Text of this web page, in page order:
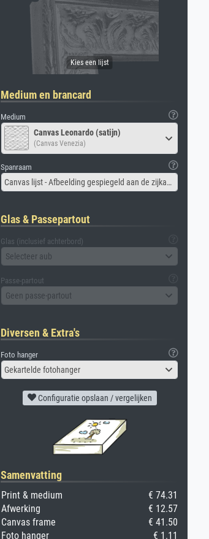
Medium en brancard
Medium
Canvas Leonardo (satijn)
(Canvas Venezia)
Spanraam
Canvas lijst - Afbeelding gespiegeld aan de zijkant
Glas & Passepartout
Glas (inclusief achterbord)
Selecteer aub
Passe-partout
Geen passe-partout
Diversen & Extra's
Foto hanger
Gekartelde fotohanger
Configuratie opslaan / vergelijken
Samenvatting
Print & medium
€ 74.31
Afwerking
€ 12.57
Canvas frame
€ 41.50
Foto hanger
€ 1.11